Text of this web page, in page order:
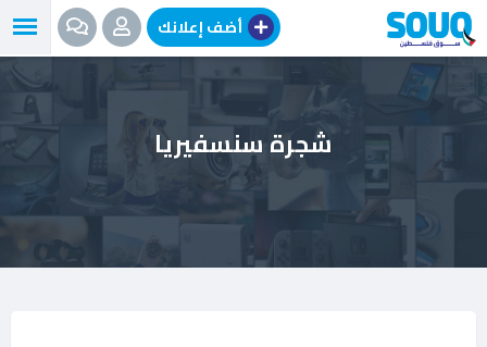
انتقل
إلى
المحتوى
أضف إعلانك
شجرة سنسفيريا